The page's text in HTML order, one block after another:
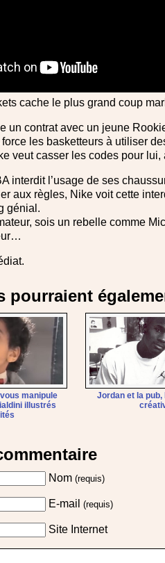
cache le plus grand coup
un contrat avec un jeune
force les basketteurs à utiliser
veut casser les codes pour lui,
interdit l’usage de ses
aux règles, Nike voit cette
génial.
sois un rebelle comme
pourraient
manipule
illustrés
Jordan et la pub,
Nom (requis)
E-mail (requis)
Site Internet